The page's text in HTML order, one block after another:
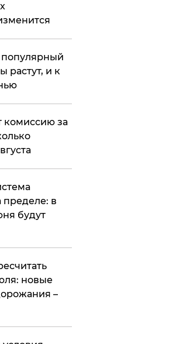
растут, и к
за
пределе: в
будут
новые
–